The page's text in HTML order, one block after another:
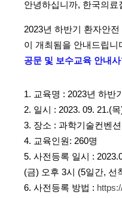
안녕하십니까, 한국의료
2023년 하반기 환자안
이 개최됨을 안내드립니
공문 및 보수교육 안내
1. 교육명 : 2023년 하반
2. 일시 : 2023. 09. 21.(
3. 장소 : 과학기술컨벤션
4. 교육인원: 260명
5. 사전등록 일시 :
(금) 오후 3시 (5일간, 선
6. 사전등록 방법 :